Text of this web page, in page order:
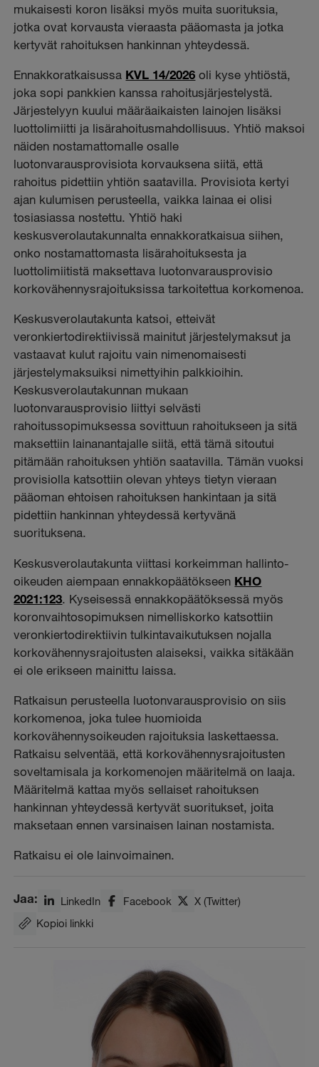
mukaisesti koron lisäksi myös muita suorituksia,
jotka ovat korvausta vieraasta pääomasta ja jotka
kertyvät rahoituksen hankinnan yhteydessä.
Ennakkoratkaisussa KVL 14/2026 oli kyse yhtiöstä,
joka sopi pankkien kanssa rahoitusjärjestelystä.
Järjestelyyn kuului määräaikaisten lainojen lisäksi
luottolimiitti ja lisärahoitusmahdollisuus. Yhtiö maksoi
näiden nostamattomalle osalle
luotonvarausprovisiota korvauksena siitä, että
rahoitus pidettiin yhtiön saatavilla. Provisiota kertyi
ajan kulumisen perusteella, vaikka lainaa ei olisi
tosiasiassa nostettu. Yhtiö haki
keskusverolautakunnalta ennakkoratkaisua siihen,
onko nostamattomasta lisärahoituksesta ja
luottolimiitistä maksettava luotonvarausprovisio
korkovähennysrajoituksissa tarkoitettua korkomenoa.
Keskusverolautakunta katsoi, etteivät
veronkiertodirektiivissä mainitut järjestelymaksut ja
vastaavat kulut rajoitu vain nimenomaisesti
järjestelymaksuiksi nimettyihin palkkioihin.
Keskusverolautakunnan mukaan
luotonvarausprovisio liittyi selvästi
rahoitussopimuksessa sovittuun rahoitukseen ja sitä
maksettiin lainanantajalle siitä, että tämä sitoutui
pitämään rahoituksen yhtiön saatavilla. Tämän vuoksi
provisiolla katsottiin olevan yhteys tietyn vieraan
pääoman ehtoisen rahoituksen hankintaan ja sitä
pidettiin hankinnan yhteydessä kertyvänä
suorituksena.
Keskusverolautakunta viittasi korkeimman hallinto-
oikeuden aiempaan ennakkopäätökseen KHO
2021:123. Kyseisessä ennakkopäätöksessä myös
koronvaihtosopimuksen nimelliskorko katsottiin
veronkiertodirektiivin tulkintavaikutuksen nojalla
korkovähennysrajoitusten alaiseksi, vaikka sitäkään
ei ole erikseen mainittu laissa.
Ratkaisun perusteella luotonvarausprovisio on siis
korkomenoa, joka tulee huomioida
korkovähennysoikeuden rajoituksia laskettaessa.
Ratkaisu selventää, että korkovähennysrajoitusten
soveltamisala ja korkomenojen määritelmä on laaja.
Määritelmä kattaa myös sellaiset rahoituksen
hankinnan yhteydessä kertyvät suoritukset, joita
maksetaan ennen varsinaisen lainan nostamista.
Ratkaisu ei ole lainvoimainen.
Jaa: LinkedIn Facebook
X (Twitter)
Kopioi linkki